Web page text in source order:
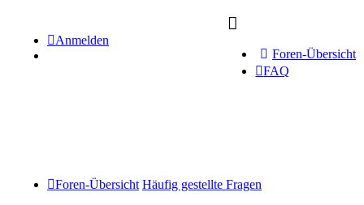
Foren-Übersicht
FAQ
Anmelden
Foren-Übersicht Häufig gestellte Fragen